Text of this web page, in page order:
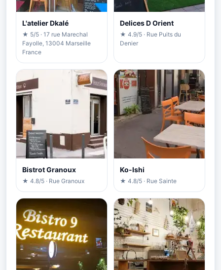
L'atelier Dkalé
★ 5/5 · 17 rue Marechal
Fayolle, 13004 Marseille
France
Delices D Orient
★ 4.9/5 · Rue Puits du
Denier
Bistrot Granoux
★ 4.8/5 · Rue Granoux
Ko-Ishi
★ 4.8/5 · Rue Sainte